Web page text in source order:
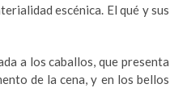
escénica. El qué y sus
a los caballos, que presenta
de la cena, y en los bellos